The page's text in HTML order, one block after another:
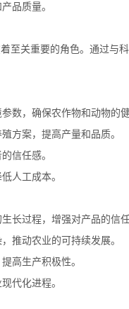
品质量。
至关重要的角色。通过与
数，确保农作物和动物的健
方案，提高产量和品质。
信任感。
人工成本。
长过程，增强对产品的信任
推动农业的可持续发展。
高生产积极性。
代化进程。